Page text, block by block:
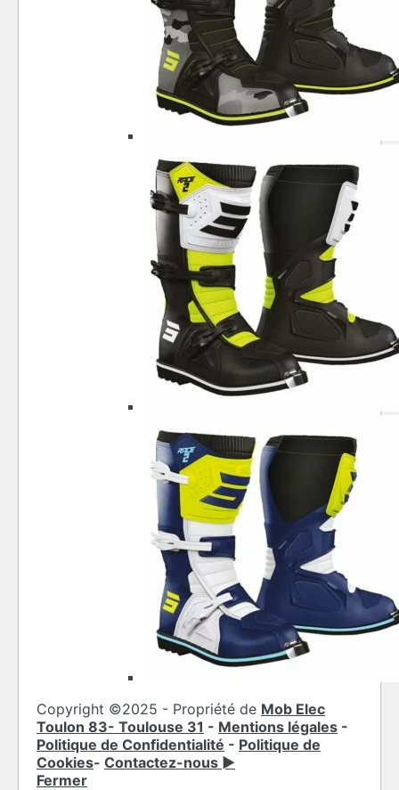
Copyright ©2025 - Propriété de Mob Elec
Toulon 83- Toulouse 31 - Mentions légales -
Politique de Confidentialité - Politique de
Cookies- Contactez-nous ►
Fermer